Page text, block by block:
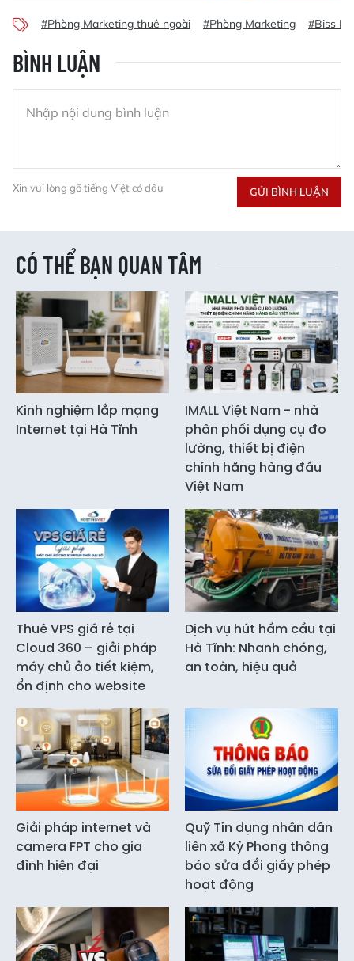
#Phòng Marketing thuê ngoài #Phòng Marketing #Biss
BÌNH LUẬN
Xin vui lòng gõ tiếng Việt có dấu GỬI BÌNH LUẬN
CÓ THỂ BẠN QUAN TÂM
Kinh nghiệm lắp mạng
Internet tại Hà Tĩnh
IMALL Việt Nam - nhà
phân phối dụng cụ đo
lường, thiết bị điện
chính hãng hàng đầu
Việt Nam
Thuê VPS giá rẻ tại
Cloud 360 – giải pháp
máy chủ ảo tiết kiệm,
ổn định cho website
Dịch vụ hút hầm cầu tại
Hà Tĩnh: Nhanh chóng,
an toàn, hiệu quả
Giải pháp internet và
camera FPT cho gia
đình hiện đại
Quỹ Tín dụng nhân dân
liên xã Kỳ Phong thông
báo sửa đổi giấy phép
hoạt động